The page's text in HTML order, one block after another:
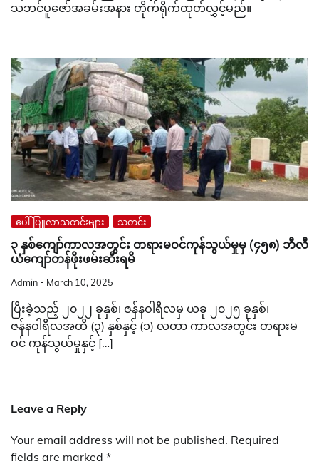
သဘင်ပူဇော်အခမ်းအနား တိုက်ရိုက်ထုတ်လွှင့်မည်။
ပေါ်ပြူလာသတင်းများ သတင်း
၃ နှစ်ကျော်ကာလအတွင်း တရားမဝင်ကုန်သွယ်မှုမှ (၄၅၈) ဘီလီ
ယံကျော်တန်ဖိုးဖမ်းဆီးရမိ
Admin March 10, 2025
ပြီးခဲ့သည့် ၂၀၂၂ ခုနှစ်၊ ဇန်နဝါရီလမှ ယခု ၂၀၂၅ ခုနှစ်၊
ဇန်နဝါရီလအထိ (၃) နှစ်နှင့် (၁) လတာ ကာလအတွင်း တရားမ
ဝင် ကုန်သွယ်မှုနှင့် […]
Leave a Reply
Your email address will not be published. Required
fields are marked *